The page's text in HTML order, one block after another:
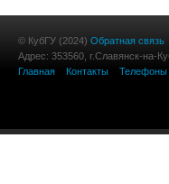
© КубГУ (2024) Обратная связь
Адрес: 353560, г.Славянск-на-
Главная
Контакты Телефоны